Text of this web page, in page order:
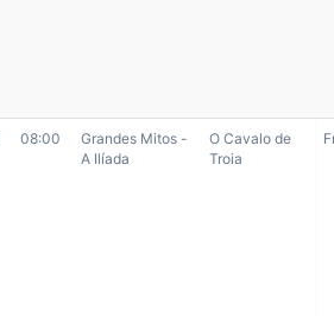
08:00
Grandes Mitos -
A Ilíada
O Cavalo de
Troia